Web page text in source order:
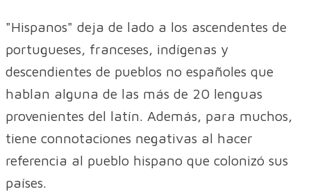
"Hispanos" deja de lado a los ascendentes de
portugueses, franceses, indígenas y
descendientes de pueblos no españoles que
hablan alguna de las más de 20 lenguas
provenientes del latín. Además, para muchos,
tiene connotaciones negativas al hacer
referencia al pueblo hispano que colonizó sus
países.